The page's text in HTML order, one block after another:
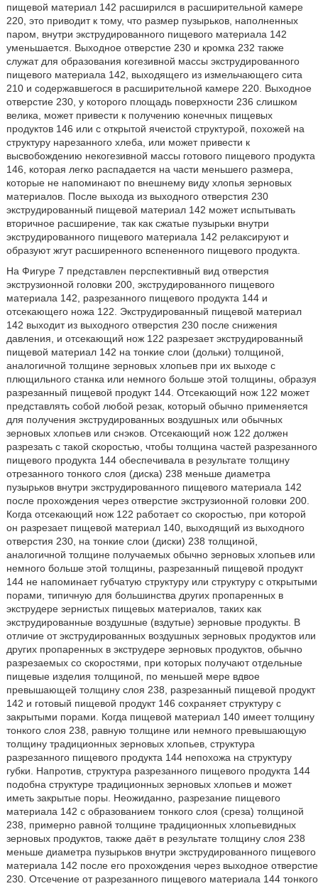
пищевой материал 142 расширился в расширительной камере
220, это приводит к тому, что размер пузырьков, наполненных
паром, внутри экструдированного пищевого материала 142
уменьшается. Выходное отверстие 230 и кромка 232 также
служат для образования когезивной массы экструдированного
пищевого материала 142, выходящего из измельчающего сита
210 и содержавшегося в расширительной камере 220. Выходное
отверстие 230, у которого площадь поверхности 236 слишком
велика, может привести к получению конечных пищевых
продуктов 146 или с открытой ячеистой структурой, похожей на
структуру нарезанного хлеба, или может привести к
высвобождению некогезивной массы готового пищевого продукта
146, которая легко распадается на части меньшего размера,
которые не напоминают по внешнему виду хлопья зерновых
материалов. После выхода из выходного отверстия 230
экструдированный пищевой материал 142 может испытывать
вторичное расширение, так как сжатые пузырьки внутри
экструдированного пищевого материала 142 релаксируют и
образуют жгут расширенного вспененного пищевого продукта.
На Фигуре 7 представлен перспективный вид отверстия
экструзионной головки 200, экструдированного пищевого
материала 142, разрезанного пищевого продукта 144 и
отсекающего ножа 122. Экструдированный пищевой материал
142 выходит из выходного отверстия 230 после снижения
давления, и отсекающий нож 122 разрезает экструдированный
пищевой материал 142 на тонкие слои (дольки) толщиной,
аналогичной толщине зерновых хлопьев при их выходе с
плющильного станка или немного больше этой толщины, образуя
разрезанный пищевой продукт 144. Отсекающий нож 122 может
представлять собой любой резак, который обычно применяется
для получения экструдированных воздушных или обычных
зерновых хлопьев или снэков. Отсекающий нож 122 должен
разрезать с такой скоростью, чтобы толщина частей разрезанного
пищевого продукта 144 обеспечивала в результате толщину
отрезанного тонкого слоя (диска) 238 меньше диаметра
пузырьков внутри экструдированного пищевого материала 142
после прохождения через отверстие экструзионной головки 200.
Когда отсекающий нож 122 работает со скоростью, при которой
он разрезает пищевой материал 140, выходящий из выходного
отверстия 230, на тонкие слои (диски) 238 толщиной,
аналогичной толщине получаемых обычно зерновых хлопьев или
немного больше этой толщины, разрезанный пищевой продукт
144 не напоминает губчатую структуру или структуру с открытыми
порами, типичную для большинства других пропаренных в
экструдере зернистых пищевых материалов, таких как
экструдированные воздушные (вздутые) зерновые продукты. В
отличие от экструдированных воздушных зерновых продуктов или
других пропаренных в экструдере зерновых продуктов, обычно
разрезаемых со скоростями, при которых получают отдельные
пищевые изделия толщиной, по меньшей мере вдвое
превышающей толщину слоя 238, разрезанный пищевой продукт
142 и готовый пищевой продукт 146 сохраняет структуру с
закрытыми порами. Когда пищевой материал 140 имеет толщину
тонкого слоя 238, равную толщине или немного превышающую
толщину традиционных зерновых хлопьев, структура
разрезанного пищевого продукта 144 непохожа на структуру
губки. Напротив, структура разрезанного пищевого продукта 144
подобна структуре традиционных зерновых хлопьев и может
иметь закрытые поры. Неожиданно, разрезание пищевого
материала 142 с образованием тонкого слоя (среза) толщиной
238, примерно равной толщине традиционных хлопьевидных
зерновых продуктов, также даёт в результате толщину слоя 238
меньше диаметра пузырьков внутри экструдированного пищевого
материала 142 после его прохождения через выходное отверстие
230. Отсечение от разрезанного пищевого материала 144 тонкого